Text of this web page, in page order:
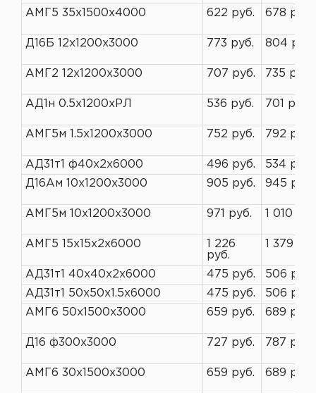
АМГ5 35х1500х4000 622 руб. 678 руб.
Д16Б 12х1200х3000 773 руб. 804 руб.
АМГ2 12х1200х3000 707 руб. 735 руб.
АД1н 0.5х1200хРЛ 536 руб. 701 руб.
АМГ5м 1.5х1200х3000 752 руб. 792 руб.
АД31т1 ф40х2х6000 496 руб.
534 руб.
Д16Ам 10х1200х3000
905 руб. 945 руб.
АМГ5м 10х1200х3000 971 руб. 1 010
АМГ5 15х15х2х6000
1 226
руб.
1 379
АД31т1 40х40х2х6000 475 руб.
506 руб.
АД31т1 50х50х1.5х6000
475 руб.
506 руб.
АМГ6 50х1500х3000
659 руб. 689 руб.
Д16 ф300х3000 727 руб. 787 руб.
АМГ6 30х1500х3000 659 руб. 689 руб.